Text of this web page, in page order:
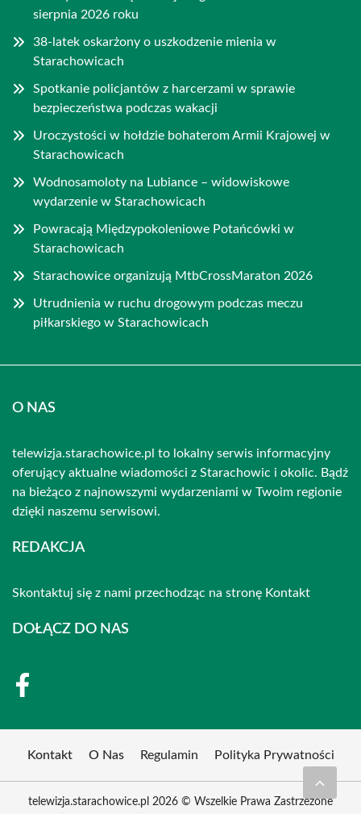
sierpnia 2026 roku
38-latek oskarżony o uszkodzenie mienia w
Starachowicach
Spotkanie policjantów z harcerzami w sprawie
bezpieczeństwa podczas wakacji
Uroczystości w hołdzie bohaterom Armii Krajowej w
Starachowicach
Wodnosamoloty na Lubiance – widowiskowe
wydarzenie w Starachowicach
Powracają Międzypokoleniowe Potańcówki w
Starachowicach
Starachowice organizują MtbCrossMaraton 2026
Utrudnienia w ruchu drogowym podczas meczu
piłkarskiego w Starachowicach
O NAS
telewizja.starachowice.pl to lokalny serwis informacyjny
oferujący aktualne wiadomości z Starachowic i okolic. Bądź
na bieżąco z najnowszymi wydarzeniami w Twoim regionie
dzięki naszemu serwisowi.
REDAKCJA
Skontaktuj się z nami przechodząc na stronę Kontakt
DOŁĄCZ DO NAS
Kontakt O Nas Regulamin Polityka Prywatności
telewizja.starachowice.pl 2026 © Wszelkie Prawa Zastrzeżone